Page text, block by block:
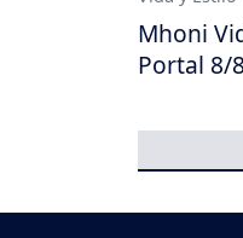
Mhoni
Portal 8/8